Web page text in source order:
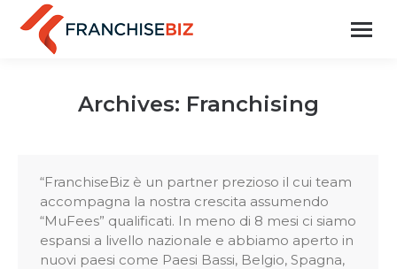
Archives: Franchising
“FranchiseBiz è un partner prezioso il cui team
accompagna la nostra crescita assumendo
“MuFees” qualificati. In meno di 8 mesi ci siamo
espansi a livello nazionale e abbiamo aperto in
nuovi paesi come Paesi Bassi, Belgio, Spagna,